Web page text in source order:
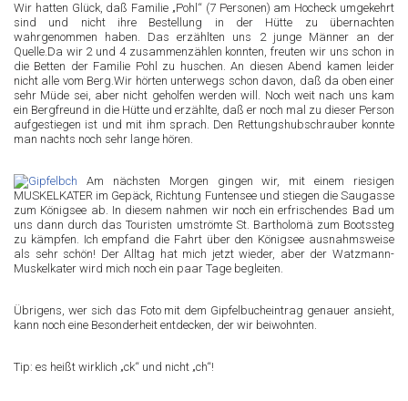
Wir hatten Glück, daß Familie „Pohl“ (7 Personen) am Hocheck umgekehrt
sind und nicht ihre Bestellung in der Hütte zu übernachten
wahrgenommen haben. Das erzählten uns 2 junge Männer an der
Quelle.Da wir 2 und 4 zusammenzählen konnten, freuten wir uns schon in
die Betten der Familie Pohl zu huschen. An diesen Abend kamen leider
nicht alle vom Berg.Wir hörten unterwegs schon davon, daß da oben einer
sehr Müde sei, aber nicht geholfen werden will. Noch weit nach uns kam
ein Bergfreund in die Hütte und erzählte, daß er noch mal zu dieser Person
aufgestiegen ist und mit ihm sprach. Den Rettungshubschrauber konnte
man nachts noch sehr lange hören.
Am nächsten Morgen gingen wir, mit einem riesigen
MUSKELKATER im Gepäck, Richtung Funtensee und stiegen die Saugasse
zum Königsee ab. In diesem nahmen wir noch ein erfrischendes Bad um
uns dann durch das Touristen umströmte St. Bartholomä zum Bootssteg
zu kämpfen. Ich empfand die Fahrt über den Königsee ausnahmsweise
als sehr schön! Der Alltag hat mich jetzt wieder, aber der Watzmann-
Muskelkater wird mich noch ein paar Tage begleiten.
Übrigens, wer sich das Foto mit dem Gipfelbucheintrag genauer ansieht,
kann noch eine Besonderheit entdecken, der wir beiwohnten.
Tip: es heißt wirklich „ck“ und nicht „ch“!